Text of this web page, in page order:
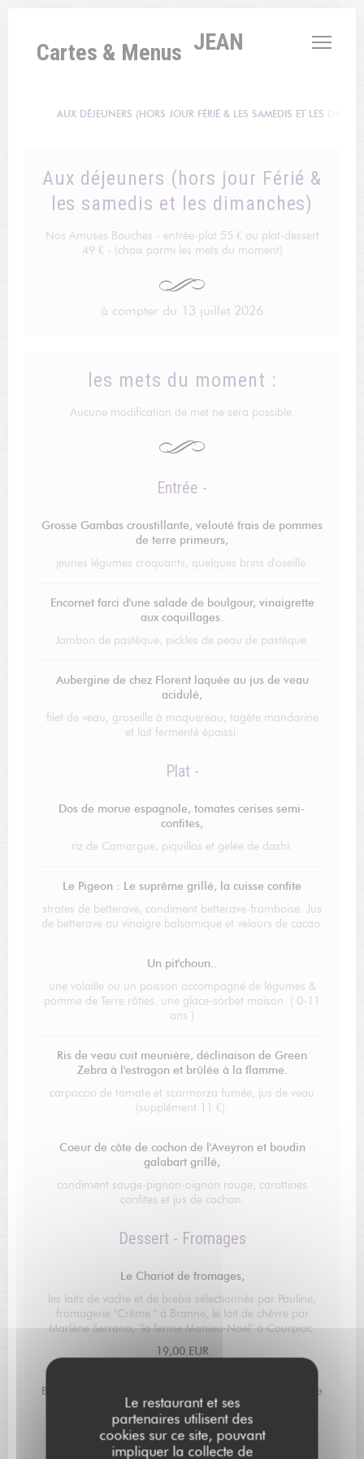
Le restaurant et ses
partenaires utilisent des
cookies sur ce site, pouvant
impliquer la collecte de
L'AUBERGE SAINT JEAN
Cartes & Menus
Aux déjeuners (hors jour Férié &
les samedis et les dimanches)
Nos Amuses Bouches - entrée-plat 55 € ou plat-dessert
49 € - (choix parmi les mets du moment)
à compter du 13 juillet 2026
les mets du moment :
Aucune modification de met ne sera possible.
Entrée -
Grosse Gambas croustillante, velouté frais de pommes
de terre primeurs,
jeunes légumes croquants, quelques brins d'oseille.
Encornet farci d'une salade de boulgour, vinaigrette
aux coquillages.
Jambon de pastèque, pickles de peau de pastèque.
Aubergine de chez Florent laquée au jus de veau
acidulé,
filet de veau, groseille à maquereau, tagète mandarine
et lait fermenté épaissi.
Plat -
Dos de morue espagnole, tomates cerises semi-
confites,
riz de Camargue, piquillos et gelée de dashi.
Le Pigeon : Le suprême grillé, la cuisse confite
strates de betterave, condiment betterave-framboise. Jus
de betterave au vinaigre balsamique et velours de cacao.
Un pit'choun..
une volaille ou un poisson accompagné de légumes &
pomme de Terre rôties. une glace-sorbet maison. ( 0-11
ans )
Ris de veau cuit meunière, déclinaison de Green
Zebra à l'estragon et brûlée à la flamme.
carpaccio de tomate et scarmorza fumée, jus de veau
(supplément 11 €).
Coeur de côte de cochon de l'Aveyron et boudin
galabart grillé,
condiment sauge-pignon-oignon rouge, carottines
confites et jus de cochon.
Dessert - Fromages
Le Chariot de fromages,
les laits de vache et de brebis sélectionnés par Pauline,
fromagerie "Crème " à Branne, le lait de chèvre par
Marlène Serrano, "la ferme Manieu-Noel" à Courpiac.
19,00 EUR
Bavaroise de pêche jaune au vinaigre de cassis, pêche
rôtie,,
crème glacée au levain et granola de pain aux fruits
secs.
AUX DÉJEUNERS (HORS JOUR FÉRIÉ & LES SAMEDIS ET LES